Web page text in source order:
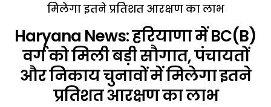
मिलेगा इतने प्रतिशत आरक्षण का लाभ
Haryana News: हरियाणा में BC(B)
वर्ग को मिली बड़ी सौगात, पंचायतों
और निकाय चुनावों में मिलेगा इतने
प्रतिशत आरक्षण का लाभ